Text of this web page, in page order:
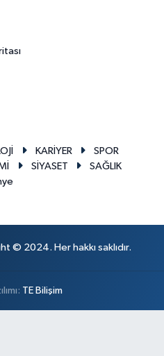
KARİYER
SPOR
SİYASET
SAĞLIK
© 2024. Her hakkı saklıdır.
TE Bilişim